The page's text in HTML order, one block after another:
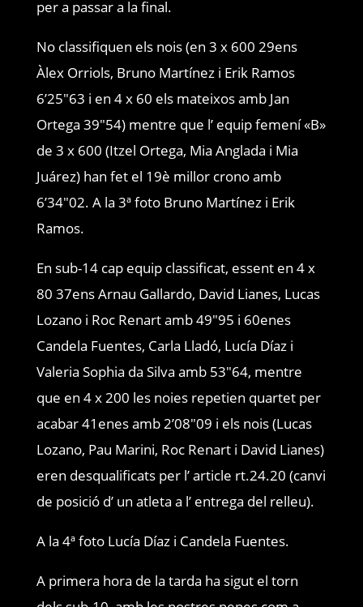
per a passar a la final.
No classifiquen els nois (en 3 x 600 29ens
Àlex Orriols, Bruno Martínez i Erik Ramos
6’25″63 i en 4 x 60 els mateixos amb Jan
Ortega 39″54) mentre que l’ equip femení «B»
de 3 x 600 (Itzel Ortega, Mia Anglada i Mia
Juárez) han fet el 19è millor crono amb
6’34″02. A la 3ª foto Bruno Martínez i Erik
Ramos.
En sub-14 cap equip classificat, essent en 4 x
80 37ens Arnau Gallardo, David Lianes, Lucas
Lozano i Roc Renart amb 49″95 i 60enes
Candela Fuentes, Carla Lladó, Lucía Díaz i
Valeria Sophia da Silva amb 53″64, mentre
que en 4 x 200 les noies repetien quartet per
acabar 41enes amb 2’08″09 i els nois (Lucas
Lozano, Pau Marini, Roc Renart i David Lianes)
eren desqualificats per l’ article rt.24.20 (canvi
de posició d’ un atleta a l’ entrega del relleu).
A la 4ª foto Lucía Díaz i Candela Fuentes.
A primera hora de la tarda ha sigut el torn